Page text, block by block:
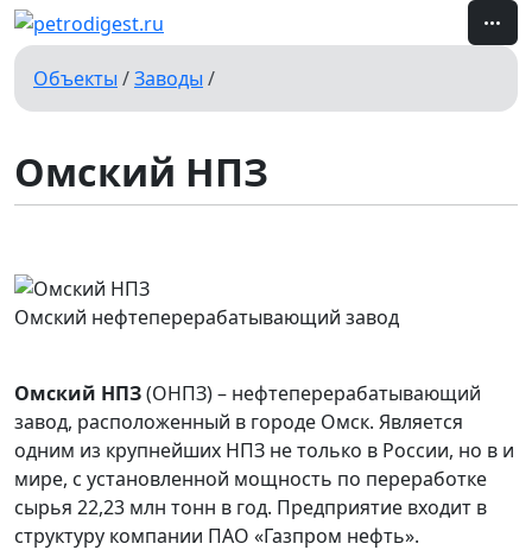
Объекты /Заводы /
Омский НПЗ
Омский нефтеперерабатывающий завод
Омский НПЗ(ОНПЗ) – нефтеперерабатывающий
завод, расположенный в городе Омск. Является
одним из крупнейших НПЗ не только в России, но в и
мире, с установленной мощность по переработке
сырья 22,23 млн тонн в год. Предприятие входит в
структуру компании ПАО «Газпром нефть».